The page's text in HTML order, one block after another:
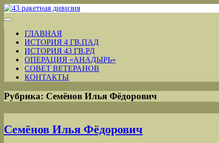
ГЛАВНАЯ
ИСТОРИЯ 4 ГВ.ПАД
ИСТОРИЯ 43 ГВ.РД
ОПЕРАЦИЯ «АНАДЫРЬ»
СОВЕТ ВЕТЕРАНОВ
КОНТАКТЫ
Рубрика: Семёнов Илья Фёдорович
Семёнов Илья Фёдорович